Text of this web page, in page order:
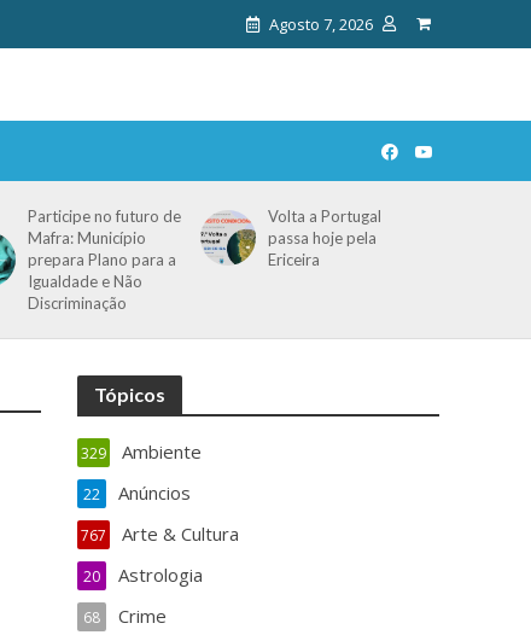
Agosto 7, 2026
Participe no futuro de
Mafra: Município
prepara Plano para a
Igualdade e Não
Discriminação
Volta a Portugal
passa hoje pela
Ericeira
Tópicos
Ambiente
329
Anúncios
22
Arte & Cultura
767
Astrologia
20
Crime
68